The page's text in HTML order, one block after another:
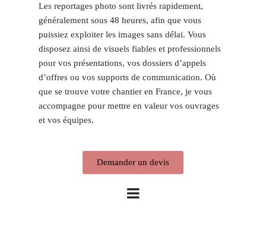
Les reportages photo sont livrés rapidement,
généralement sous 48 heures, afin que vous
puissiez exploiter les images sans délai. Vous
disposez ainsi de visuels fiables et professionnels
pour vos présentations, vos dossiers d’appels
d’offres ou vos supports de communication. Où
que se trouve votre chantier en France, je vous
accompagne pour mettre en valeur vos ouvrages
et vos équipes.
Demander un devis